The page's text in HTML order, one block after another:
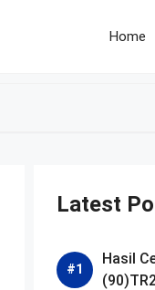
Home
Latest
Hasil